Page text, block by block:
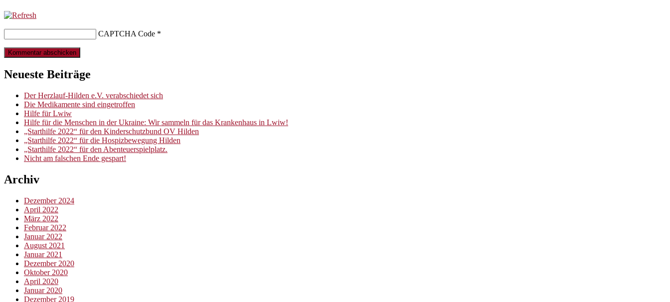
CAPTCHA Code *
Neueste Beiträge
Der Herzlauf-Hilden e.V. verabschiedet sich
Die Medikamente sind eingetroffen
Hilfe für Lwiw
Hilfe für die Menschen in der Ukraine: Wir sammeln für das Krankenhaus in Lwiw!
„Starthilfe 2022“ für den Kinderschutzbund OV Hilden
„Starthilfe 2022“ für die Hospizbewegung Hilden
„Starthilfe 2022“ für den Abenteuerspielplatz.
Nicht am falschen Ende gespart!
Archiv
Dezember 2024
April 2022
März 2022
Februar 2022
Januar 2022
August 2021
Januar 2021
Dezember 2020
Oktober 2020
April 2020
Januar 2020
Dezember 2019